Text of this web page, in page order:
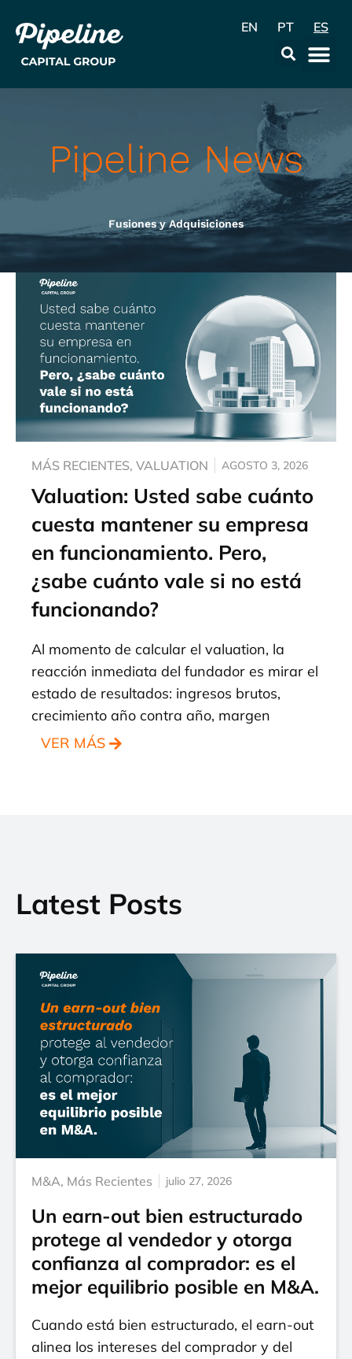
EN PT ES
Pipeline News
Fusiones y Adquisiciones
MÁS RECIENTES, VALUATION AGOSTO 3, 2026
Valuation: Usted sabe cuánto
cuesta mantener su empresa
en funcionamiento. Pero,
¿sabe cuánto vale si no está
funcionando?
Al momento de calcular el valuation, la
reacción inmediata del fundador es mirar el
estado de resultados: ingresos brutos,
crecimiento año contra año, margen
VER MÁS
Latest Posts
M&A, Más Recientes julio 27, 2026
Un earn-out bien estructurado
protege al vendedor y otorga
confianza al comprador: es el
mejor equilibrio posible en M&A.
Cuando está bien estructurado, el earn-out
alinea los intereses del comprador y del